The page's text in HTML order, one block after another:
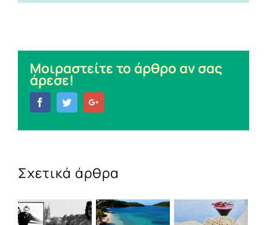
Μοιραστείτε το άρθρο αν σας
άρεσε!
FacebookTwitter
Σχετικά άρθρα